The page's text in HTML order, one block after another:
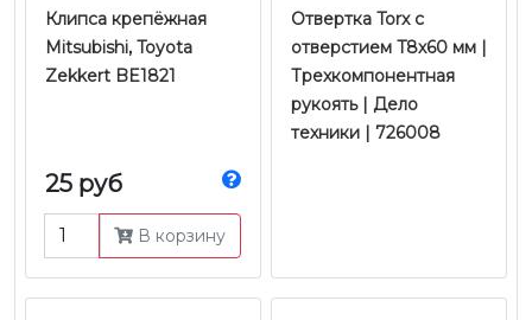
Клипса крепёжная
Mitsubishi, Toyota
Zekkert BE1821
25 руб
В корзину
Отвертка Torx с
отверстием T8х60 мм |
Трехкомпонентная
рукоять | Дело
техники | 726008